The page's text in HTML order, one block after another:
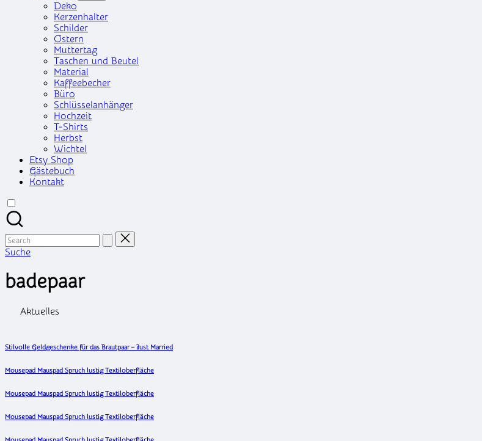
Deko
Kerzenhalter
Schilder
Ostern
Muttertag
Taschen und Beutel
Material
Kaffeebecher
Büro
Schlüsselanhänger
Hochzeit
T-Shirts
Herbst
Wichtel
Etsy Shop
Gästebuch
Kontakt
Search
for:
Suche
badepaar
Aktuelles
Stilvolle Geldgeschenke für das Brautpaar – Just Married
Mousepad Mauspad Spruch lustig Textiloberfläche
Mousepad Mauspad Spruch lustig Textiloberfläche
Mousepad Mauspad Spruch lustig Textiloberfläche